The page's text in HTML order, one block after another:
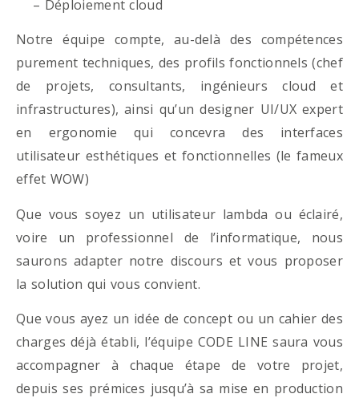
– Déploiement cloud
Notre équipe compte, au-delà des compétences
purement techniques, des profils fonctionnels (chef
de projets, consultants, ingénieurs cloud et
infrastructures), ainsi qu’un designer UI/UX expert
en ergonomie qui concevra des interfaces
utilisateur esthétiques et fonctionnelles (le fameux
effet WOW)
Que vous soyez un utilisateur lambda ou éclairé,
voire un professionnel de l’informatique, nous
saurons adapter notre discours et vous proposer
la solution qui vous convient.
Que vous ayez un idée de concept ou un cahier des
charges déjà établi, l’équipe CODE LINE saura vous
accompagner à chaque étape de votre projet,
depuis ses prémices jusqu’à sa mise en production